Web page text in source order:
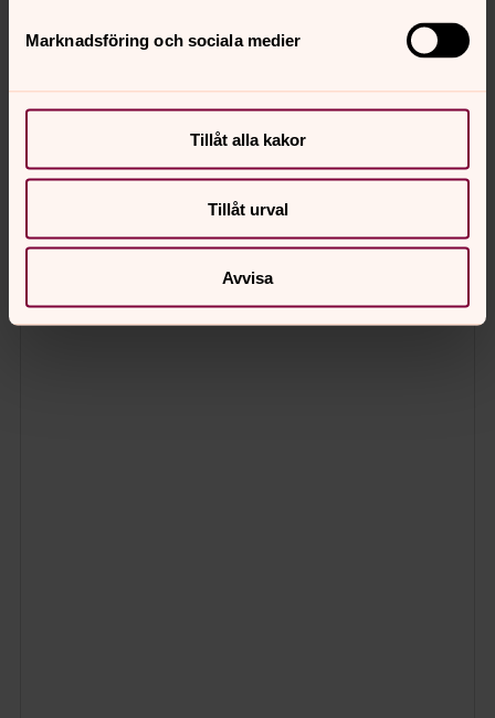
Marknadsföring och sociala medier
Tillåt alla kakor
Tillåt urval
Avvisa